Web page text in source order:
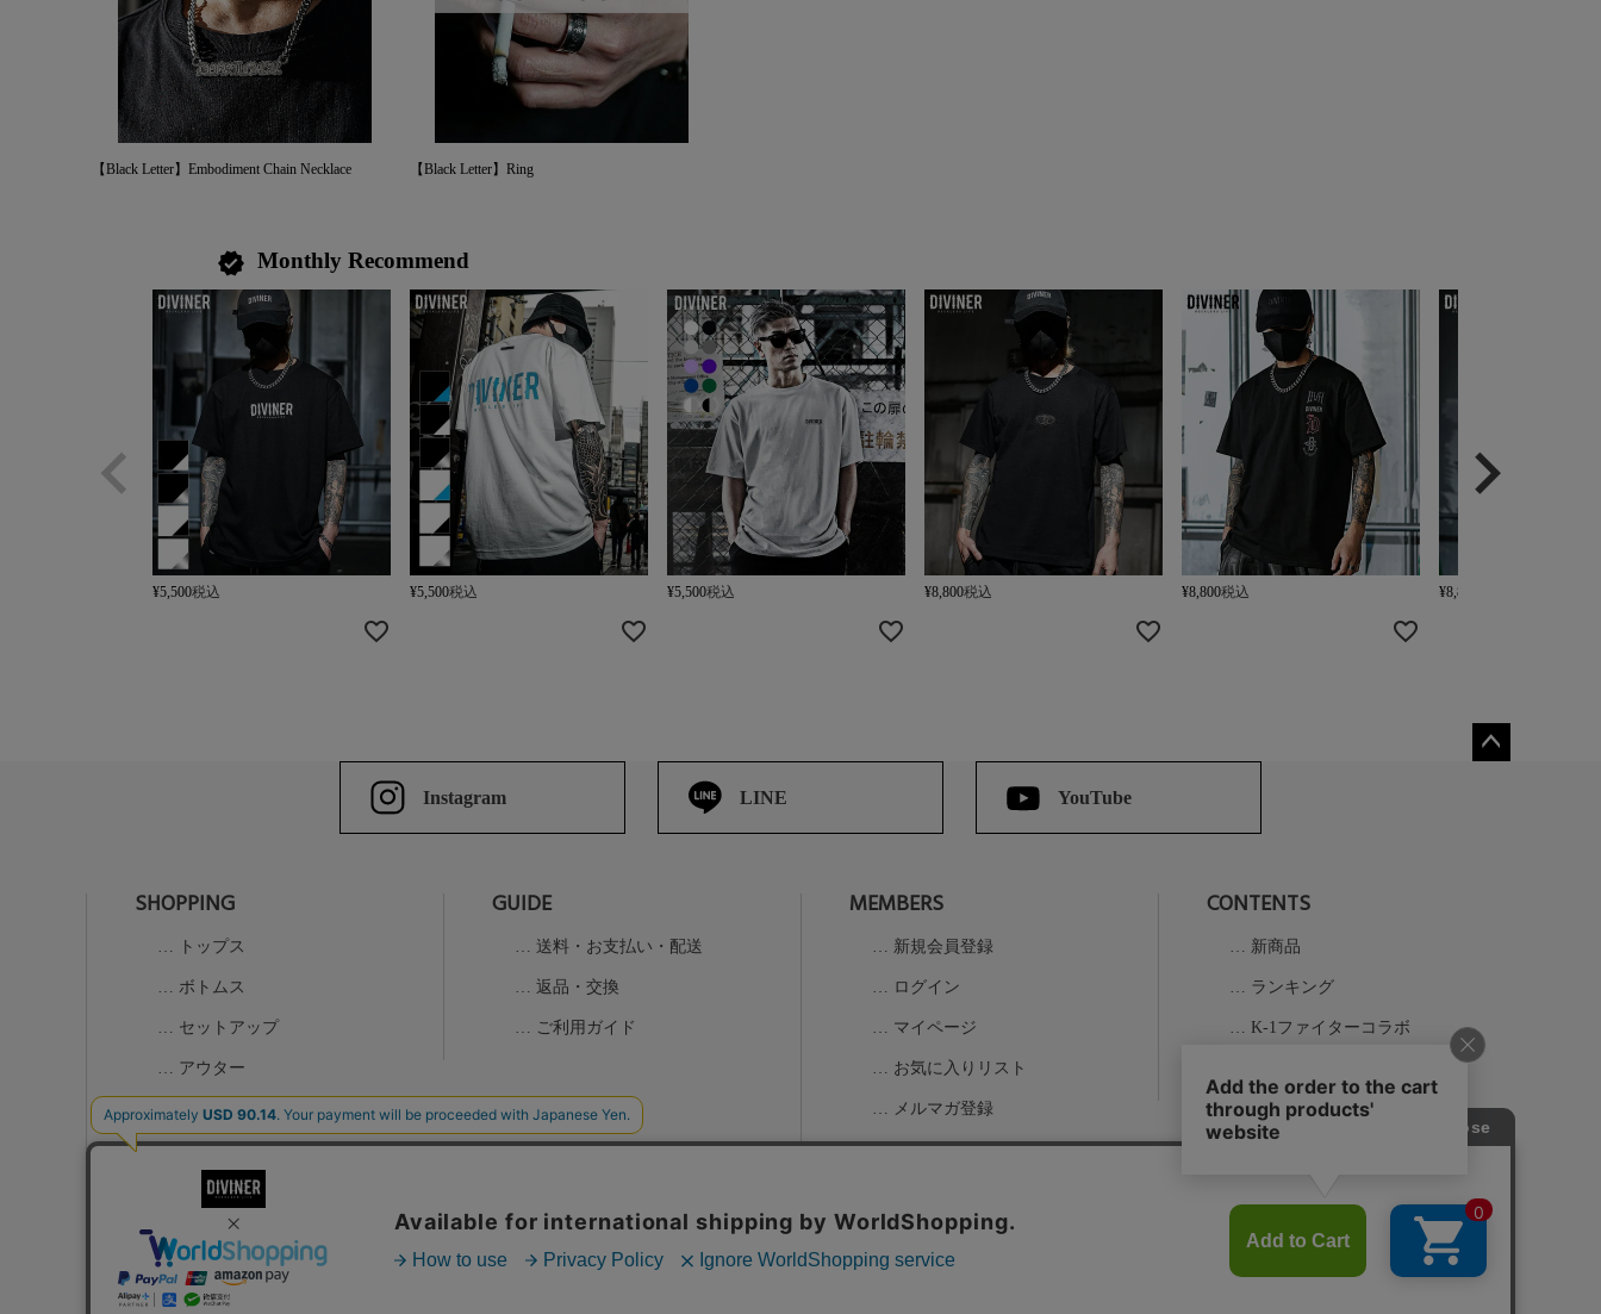
【Black Letter】Embodiment Chain Necklace 【Black Letter】Ring
verified Monthly Recommend
¥5,500税込 ¥5,500税込 ¥5,500税込 ¥8,800税込 ¥8,800税込 ¥8,800
Instagram LINE YouTube
SHOPPING
トップス
ボトムス
セットアップ
アウター
グッズ
K-1コラボアイテム
ALL
GUIDE
送料・お支払い・配送
返品・交換
ご利用ガイド
MEMBERS
新規会員登録
ログイン
マイページ
お気に入りリスト
メルマガ登録
CONTENTS
新商品
ランキング
K-1ファイターコラボ
お問い合わせ 特定商取引法に基づく表示